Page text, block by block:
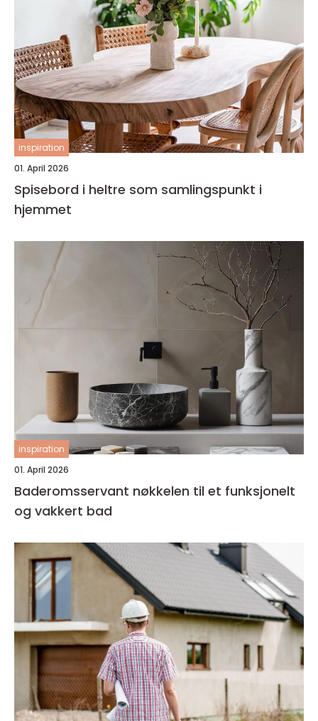
inspiration
01. April 2026
Spisebord i heltre som samlingspunkt i
hjemmet
inspiration
01. April 2026
Baderomsservant nøkkelen til et funksjonelt
og vakkert bad